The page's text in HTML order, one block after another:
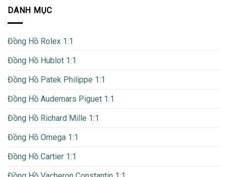
DANH MỤC
Đồng Hồ Rolex 1:1
Đồng Hồ Hublot 1:1
Đồng Hồ Patek Philippe 1:1
Đồng Hồ Audemars Piguet 1:1
Đồng Hồ Richard Mille 1:1
Đồng Hồ Omega 1:1
Đồng Hồ Cartier 1:1